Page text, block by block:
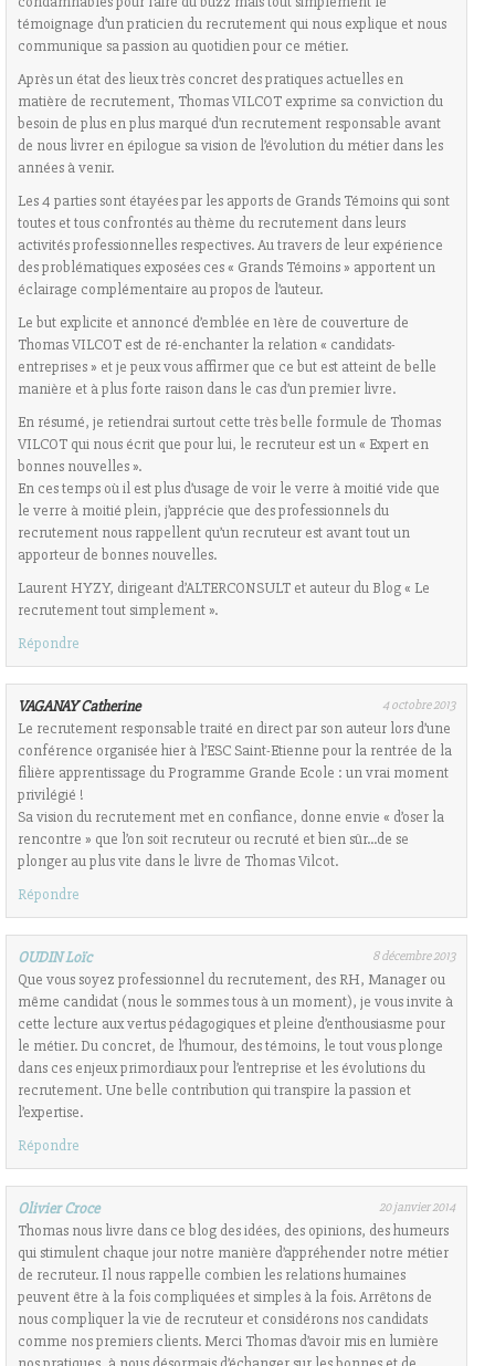
témoignage d’un praticien du recrutement qui nous explique et nous
communique sa passion au quotidien pour ce métier.
Après un état des lieux très concret des pratiques actuelles en
matière de recrutement, Thomas VILCOT exprime sa conviction du
besoin de plus en plus marqué d’un recrutement responsable avant
de nous livrer en épilogue sa vision de l’évolution du métier dans les
années à venir.
Les 4 parties sont étayées par les apports de Grands Témoins qui sont
toutes et tous confrontés au thème du recrutement dans leurs
activités professionnelles respectives. Au travers de leur expérience
des problématiques exposées ces « Grands Témoins » apportent un
éclairage complémentaire au propos de l’auteur.
Le but explicite et annoncé d’emblée en 1ère de couverture de
Thomas VILCOT est de ré-enchanter la relation « candidats-
entreprises » et je peux vous affirmer que ce but est atteint de belle
manière et à plus forte raison dans le cas d’un premier livre.
En résumé, je retiendrai surtout cette très belle formule de Thomas
VILCOT qui nous écrit que pour lui, le recruteur est un « Expert en
bonnes nouvelles ».
En ces temps où il est plus d’usage de voir le verre à moitié vide que
le verre à moitié plein, j’apprécie que des professionnels du
recrutement nous rappellent qu’un recruteur est avant tout un
apporteur de bonnes nouvelles.
Laurent HYZY, dirigeant d’ALTERCONSULT et auteur du Blog « Le
recrutement tout simplement ».
Répondre
VAGANAY Catherine 4 octobre 2013
Le recrutement responsable traité en direct par son auteur lors d’une
conférence organisée hier à l’ESC Saint-Etienne pour la rentrée de la
filière apprentissage du Programme Grande Ecole : un vrai moment
privilégié !
Sa vision du recrutement met en confiance, donne envie « d’oser la
rencontre » que l’on soit recruteur ou recruté et bien sûr…de se
plonger au plus vite dans le livre de Thomas Vilcot.
Répondre
OUDIN Loïc 8 décembre 2013
Que vous soyez professionnel du recrutement, des RH, Manager ou
même candidat (nous le sommes tous à un moment), je vous invite à
cette lecture aux vertus pédagogiques et pleine d’enthousiasme pour
le métier. Du concret, de l’humour, des témoins, le tout vous plonge
dans ces enjeux primordiaux pour l’entreprise et les évolutions du
recrutement. Une belle contribution qui transpire la passion et
l’expertise.
Répondre
Olivier Croce 20 janvier 2014
Thomas nous livre dans ce blog des idées, des opinions, des humeurs
qui stimulent chaque jour notre manière d’appréhender notre métier
de recruteur. Il nous rappelle combien les relations humaines
peuvent être à la fois compliquées et simples à la fois. Arrêtons de
nous compliquer la vie de recruteur et considérons nos candidats
comme nos premiers clients. Merci Thomas d’avoir mis en lumière